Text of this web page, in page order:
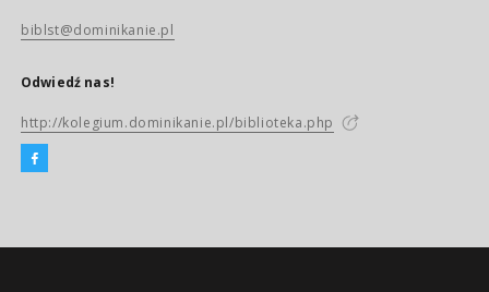
biblst@dominikanie.pl
Odwiedź nas!
http://kolegium.dominikanie.pl/biblioteka.php